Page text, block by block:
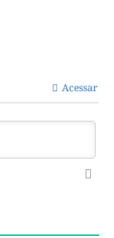
Acessar